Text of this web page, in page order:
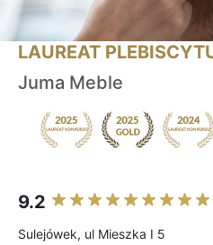
LAUREAT
Juma Meble
9.2
Sulejówek, ul Mieszka I 5